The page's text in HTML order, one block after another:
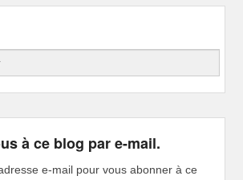
à ce blog par e-mail.
e-mail pour vous abonner à ce